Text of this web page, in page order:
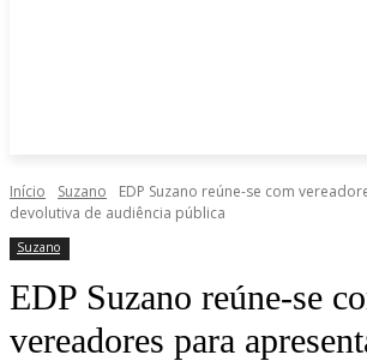
Início Suzano
EDP Suzano reúne-se com
devolutiva de audiência pública
Suzano
EDP Suzano reúne-se
vereadores para